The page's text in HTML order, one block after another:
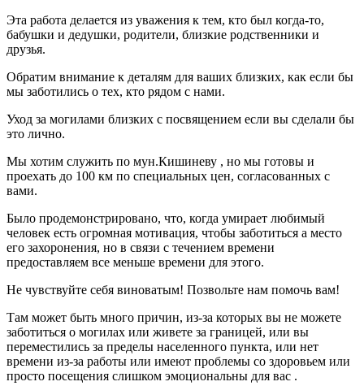
Эта работа делается из уважения к тем, кто был когда-то,
бабушки и дедушки, родители, близкие родственники и
друзья.
Обратим внимание к деталям для ваших близких, как если бы
мы заботились о тех, кто рядом с нами.
Уход за могилами близких с посвящением если вы сделали бы
это лично.
Мы хотим служить по мун.Кишиневу , но мы готовы и
проехать до 100 км по специальных цен, согласованных с
вами.
Было продемонстрировано, что, когда умирает любимый
человек есть огромная мотивация, чтобы заботиться а место
его захоронения, но в связи с течением времени
предоставляем все меньше времени для этого.
Не чувствуйте себя виноватым! Позвольте нам помочь вам!
Там может быть много причин, из-за которых вы не можете
заботиться о могилах или живете за границей, или вы
переместились за пределы населенного пункта, или нет
времени из-за работы или имеют проблемы со здоровьем или
просто посещения слишком эмоциональны для вас .